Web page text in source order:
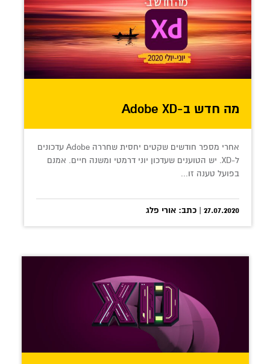
מה חדש ב-Adobe XD
אחרי מספר חודשים שקטים יחסית שחררה Adobe עדכונים
ל-XD. יש הטוענים שעדכון יוני דרמטי ומשנה חיים. אמנם
בפועל טענה זו...
27.07.2020 | כתב: אורי פלג